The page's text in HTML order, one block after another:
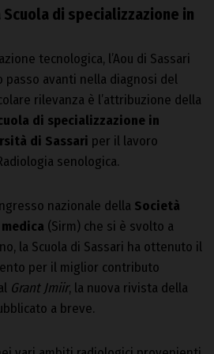
di specializzazione in
tecnologica, l’Aou di Sassari
avanti nella diagnosi del
rilevanza è l’attribuzione della
di specializzazione in
di Sassari per il lavoro
senologica.
nazionale della Società
(Sirm) che si è svolto a
la Scuola di Sassari ha ottenuto il
per il miglior contributo
Grant Jmiir, la nuova rivista della
a breve.